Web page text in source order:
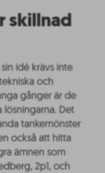
skillnad
idé krävs inte
och
gånger är de
lösningarna. Det
tankemönster
också att hitta
ämnen som
2p1, och